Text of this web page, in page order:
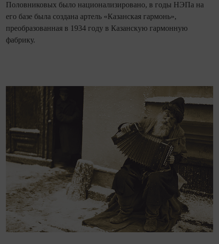
Половниковых было национализировано, в годы НЭПа на
его базе была создана артель «Казанская гармонь»,
преобразованная в 1934 году в Казанскую гармонную
фабрику.